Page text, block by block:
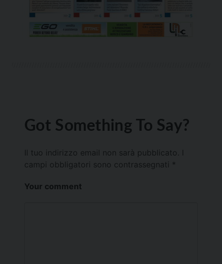
Got Something To Say?
Il tuo indirizzo email non sarà pubblicato.
campi obbligatori sono contrassegnati *
Your comment